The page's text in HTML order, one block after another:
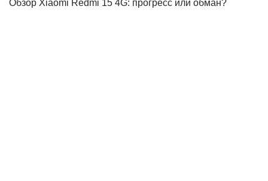
Обзор Xiaomi Redmi 15 4G: прогресс или обман?